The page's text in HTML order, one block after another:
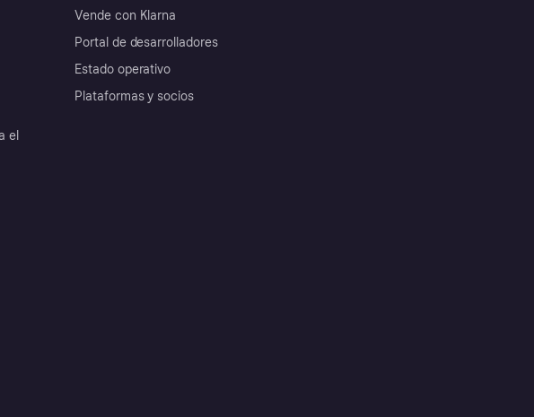
el
Vende con Klarna
Portal de desarrolladores
Estado operativo
Plataformas y socios